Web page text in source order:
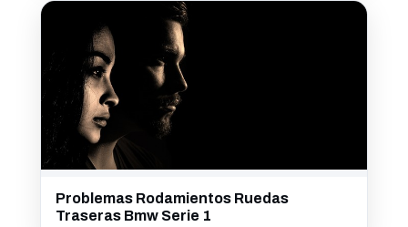
Problemas Rodamientos Ruedas
Traseras Bmw Serie 1